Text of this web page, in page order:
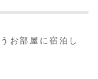
お部屋に宿泊し